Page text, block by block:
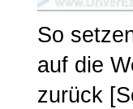
So
auf die
zurück